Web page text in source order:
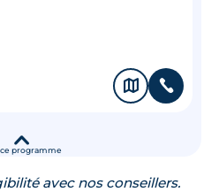
programme
🗞 📞
▾
avec nos conseillers.